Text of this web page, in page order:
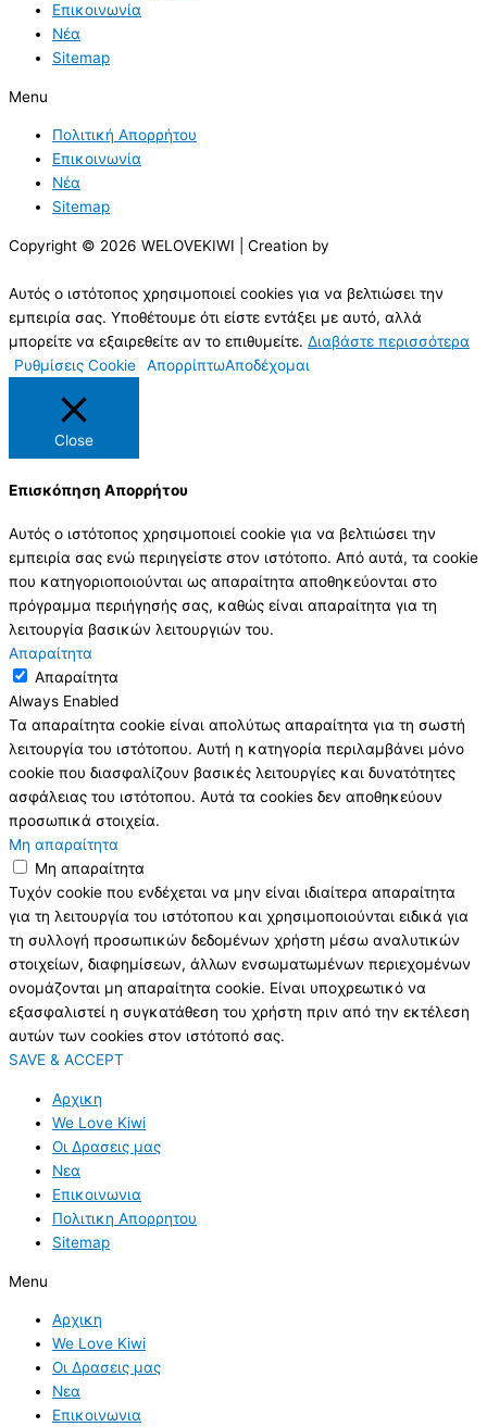
Επικοινωνία
Νέα
Sitemap
Menu
Πολιτική Απορρήτου
Επικοινωνία
Νέα
Sitemap
Copyright © 2026 WELOVEKIWI | Creation by
Αυτός ο ιστότοπος χρησιμοποιεί cookies για να βελτιώσει την
εμπειρία σας. Υποθέτουμε ότι είστε εντάξει με αυτό, αλλά
μπορείτε να εξαιρεθείτε αν το επιθυμείτε. Διαβάστε περισσότερα
Ρυθμίσεις Cookie
ΑπορρίπτωΑποδέχομαι
Close
Επισκόπηση Απορρήτου
Αυτός ο ιστότοπος χρησιμοποιεί cookie για να βελτιώσει την
εμπειρία σας ενώ περιηγείστε στον ιστότοπο. Από αυτά, τα cookie
που κατηγοριοποιούνται ως απαραίτητα αποθηκεύονται στο
πρόγραμμα περιήγησής σας, καθώς είναι απαραίτητα για τη
λειτουργία βασικών λειτουργιών του.
Απαραίτητα
Απαραίτητα
Always Enabled
Τα απαραίτητα cookie είναι απολύτως απαραίτητα για τη σωστή
λειτουργία του ιστότοπου. Αυτή η κατηγορία περιλαμβάνει μόνο
cookie που διασφαλίζουν βασικές λειτουργίες και δυνατότητες
ασφάλειας του ιστότοπου. Αυτά τα cookies δεν αποθηκεύουν
προσωπικά στοιχεία.
Μη απαραίτητα
Μη απαραίτητα
Τυχόν cookie που ενδέχεται να μην είναι ιδιαίτερα απαραίτητα
για τη λειτουργία του ιστότοπου και χρησιμοποιούνται ειδικά για
τη συλλογή προσωπικών δεδομένων χρήστη μέσω αναλυτικών
στοιχείων, διαφημίσεων, άλλων ενσωματωμένων περιεχομένων
ονομάζονται μη απαραίτητα cookie. Είναι υποχρεωτικό να
εξασφαλιστεί η συγκατάθεση του χρήστη πριν από την εκτέλεση
αυτών των cookies στον ιστότοπό σας.
SAVE & ACCEPT
Αρχικη
We Love Kiwi
Οι Δρασεις μας
Νεα
Επικοινωνια
Πολιτικη Απορρητου
Sitemap
Menu
Αρχικη
We Love Kiwi
Οι Δρασεις μας
Νεα
Επικοινωνια